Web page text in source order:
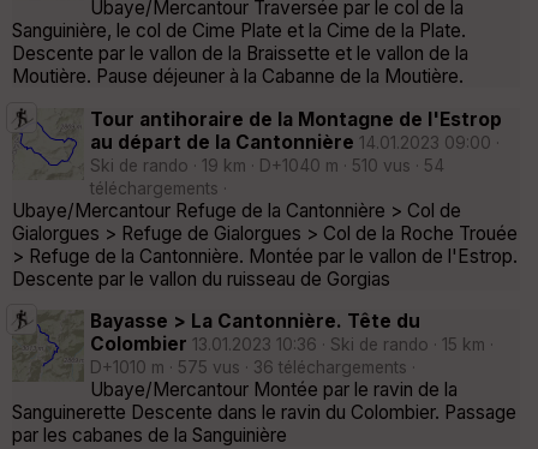
Ubaye/Mercantour Traversée par le col de la
Sanguinière, le col de Cime Plate et la Cime de la Plate.
Descente par le vallon de la Braissette et le vallon de la
Moutière. Pause déjeuner à la Cabanne de la Moutière.
Tour antihoraire de la Montagne de l'Estrop
au départ de la Cantonnière 14.01.2023 09:00 ·
Ski de rando · 19 km · D+1040 m · 510 vus · 54
téléchargements ·
Ubaye/Mercantour Refuge de la Cantonnière > Col de
Gialorgues > Refuge de Gialorgues > Col de la Roche Trouée
> Refuge de la Cantonnière. Montée par le vallon de l'Estrop.
Descente par le vallon du ruisseau de Gorgias
Bayasse > La Cantonnière. Tête du
Colombier 13.01.2023 10:36 · Ski de rando · 15 km ·
D+1010 m · 575 vus · 36 téléchargements ·
Ubaye/Mercantour Montée par le ravin de la
Sanguinerette Descente dans le ravin du Colombier. Passage
par les cabanes de la Sanguinière